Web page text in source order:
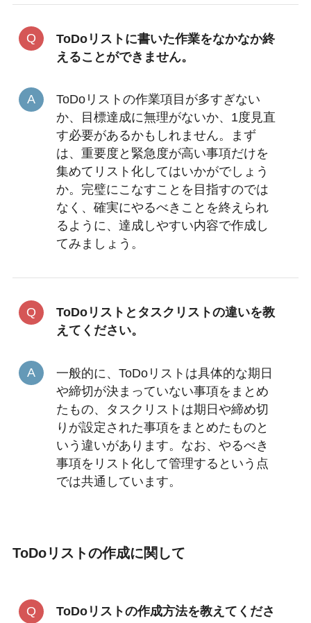
ToDoリストに書いた作業をなかなか終
えることができません。
ToDoリストの作業項目が多すぎない
か、目標達成に無理がないか、1度見直
す必要があるかもしれません。まず
は、重要度と緊急度が高い事項だけを
集めてリスト化してはいかがでしょう
か。完璧にこなすことを目指すのでは
なく、確実にやるべきことを終えられ
るように、達成しやすい内容で作成し
てみましょう。
ToDoリストとタスクリストの違いを教
えてください。
一般的に、ToDoリストは具体的な期日
や締切が決まっていない事項をまとめ
たもの、タスクリストは期日や締め切
りが設定された事項をまとめたものと
いう違いがあります。なお、やるべき
事項をリスト化して管理するという点
では共通しています。
ToDoリストの作成に関して
ToDoリストの作成方法を教えてくださ